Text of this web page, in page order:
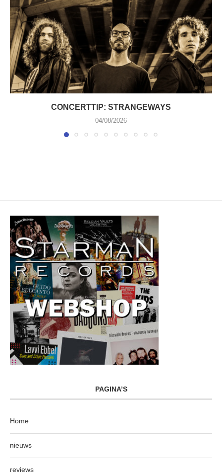
CONCERTTIP: STRANGEWAYS
04/08/2026
PAGINA’S
Home
nieuws
reviews